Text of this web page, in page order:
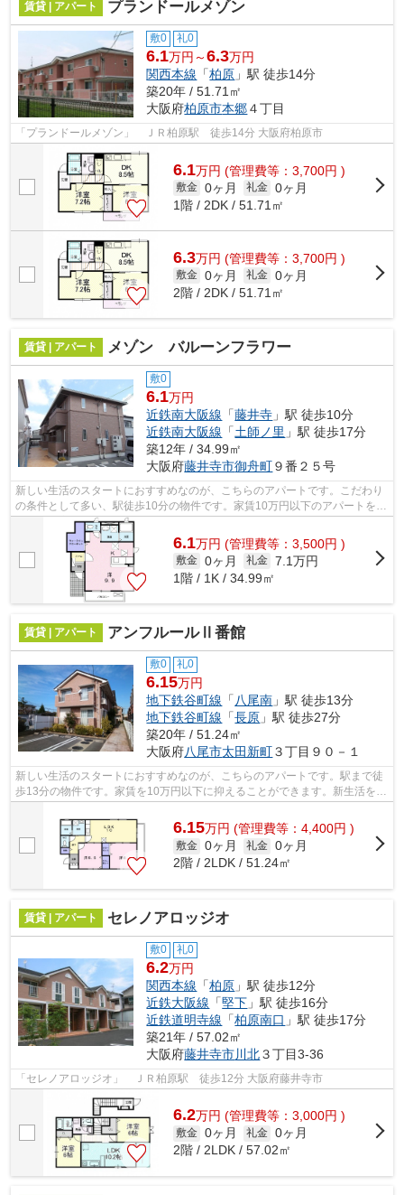
賃貸 | アパート プランドールメゾン
敷0 礼0
6.1万円～6.3万円
関西本線 「柏原 」駅 徒歩14分
築20年 / 51.71㎡
大阪府柏原市本郷４丁目
「プランドールメゾン」 ＪＲ柏原駅 徒歩14分 大阪府柏原市
6.1万円 (管理費等：3,700円 )
敷金 0ヶ月 礼金 0ヶ月
1階 / 2DK / 51.71㎡
6.3万円 (管理費等：3,700円 )
敷金 0ヶ月 礼金 0ヶ月
2階 / 2DK / 51.71㎡
賃貸 | アパート メゾン バルーンフラワー
敷0
6.1万円
近鉄南大阪線 「藤井寺 」駅 徒歩10分
近鉄南大阪線 「土師ノ里 」駅 徒歩17分
築12年 / 34.99㎡
大阪府藤井寺市御舟町９番２５号
新しい生活のスタートにおすすめなのが、こちらのアパートです。こだわり
の条件として多い、駅徒歩10分の物件です。家賃10万円以下のアパートをお
探しのお客様におすすめの物件です。...
6.1万円 (管理費等：3,500円 )
敷金 0ヶ月 礼金 7.1万円
1階 / 1K / 34.99㎡
賃貸 | アパート アンフルールⅡ番館
敷0 礼0
6.15万円
地下鉄谷町線 「 八尾南 」駅 徒歩13分
地下鉄谷町線 「長原 」駅 徒歩27分
築20年 / 51.24㎡
大阪府八尾市太田新町３丁目９０－１
新しい生活のスタートにおすすめなのが、こちらのアパートです。駅まで徒
歩13分の物件です。家賃を10万円以下に抑えることができます。新生活を失
敗せず、スタートさせたいならこちら...
6.15万円 (管理費等：4,400円 )
敷金 0ヶ月 礼金 0ヶ月
2階 / 2LDK / 51.24㎡
賃貸 | アパート セレノアロッジオ
敷0 礼0
6.2万円
関西本線 「柏原 」駅 徒歩12分
近鉄大阪線 「堅下 」駅 徒歩16分
近鉄道明寺線 「柏原南口 」駅 徒歩17分
築21年 / 57.02㎡
大阪府藤井寺市川北３丁目3-36
「セレノアロッジオ」 ＪＲ柏原駅 徒歩12分 大阪府藤井寺市
6.2万円 (管理費等：3,000円 )
敷金 0ヶ月 礼金 0ヶ月
2階 / 2LDK / 57.02㎡